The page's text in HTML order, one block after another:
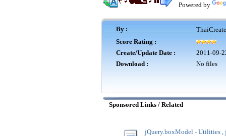
Powered by
By :
Score Rating :
Create/Update Date :
2011-09-
Download :
No files
Sponsored Links / Related
jQuery.boxModel - Utilities ,